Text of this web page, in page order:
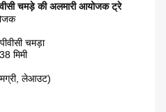
चमड़े की अलमारी आयोजक ट्रे
चमड़ा
मिमी
लेआउट)